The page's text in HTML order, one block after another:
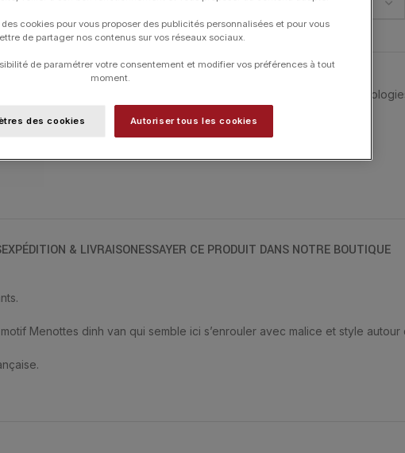
UGS :267111
EXPÉDITION & LIVRAISONESSAYER CE PRODUIT DANS NOTRE BOUTIQUE
Menottes dinh van qui semble ici s’enrouler avec malice et style autour
cookies pour vous proposer des publicités personnalisées et pour vous
de partager nos contenus sur vos réseaux sociaux.
de paramétrer votre consentement et modifier vos préférences à tout
moment.
des cookies Autoriser tous les cookies